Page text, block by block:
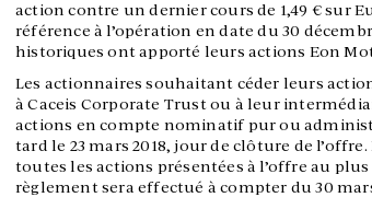
action contre un dernier cours de 1,49 € sur
référence à l’opération en date du 30
historiques ont apporté leurs actions Eon
Les actionnaires souhaitant céder leurs
à Caceis Corporate Trust ou à leur
actions en compte nominatif pur ou
tard le 23 mars 2018, jour de clôture de
toutes les actions présentées à l’offre au plus
règlement sera effectué à compter du 30